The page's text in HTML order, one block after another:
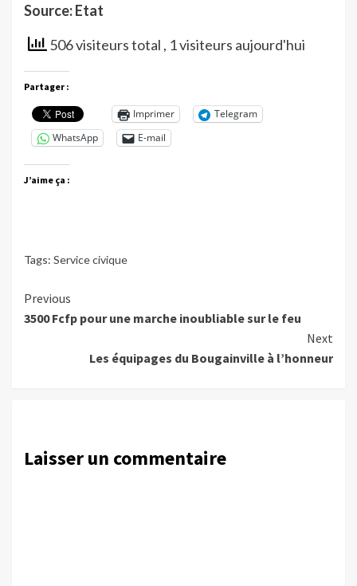
Source: Etat
506 visiteurs total , 1 visiteurs aujourd'hui
Partager :
Imprimer
Telegram
WhatsApp
E-mail
J’aime ça :
Tags: Service civique
Continue
Reading
Previous
3500 Fcfp pour une marche inoubliable sur le feu
Next
Les équipages du Bougainville à l’honneur
Laisser un commentaire